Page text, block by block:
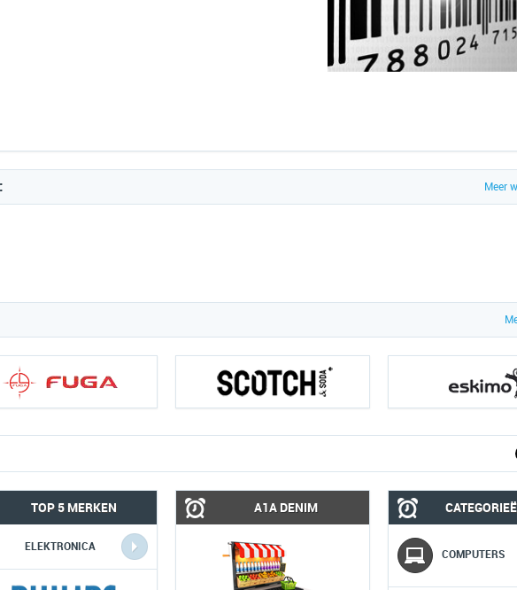
Meer
TOP 5 MERKEN
ELEKTRONICA COMPUTERS MOBIEL
A1A DENIM
COMPUTERS